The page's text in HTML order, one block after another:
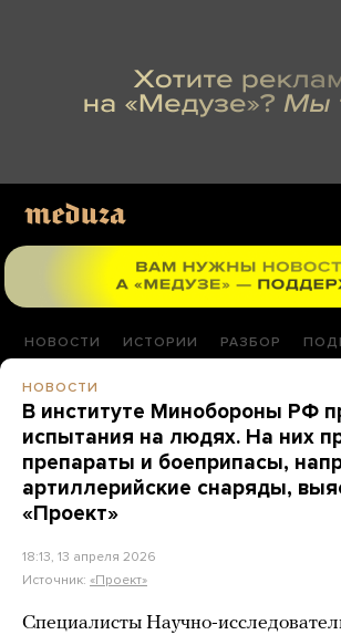
НОВОСТИ ИСТОРИИ РАЗБОР
НОВОСТИ
В институте Минобороны РФ
испытания на людях. На них
препараты и боеприпасы,
артиллерийские снаряды,
«Проект»
18:13, 13 апреля 2026
Источник: «Проект»
Специалисты Научно-